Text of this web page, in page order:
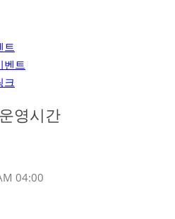
트
벤트
크
영시간
04:00